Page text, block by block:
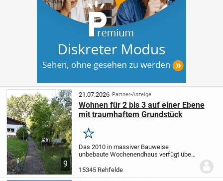
9
21.07.2026 Partner-Anzeige
Wohnen für 2 bis 3 auf einer Ebene
mit traumhaftem Grundstück
Merken
Das 2010 in massiver Bauweise
unbebaute Wochenendhaus verfügt über
Wohnfläche von ca. 73 m². Mittelpunkt
des Hauses ist die großzügige
15345 Rehfelde